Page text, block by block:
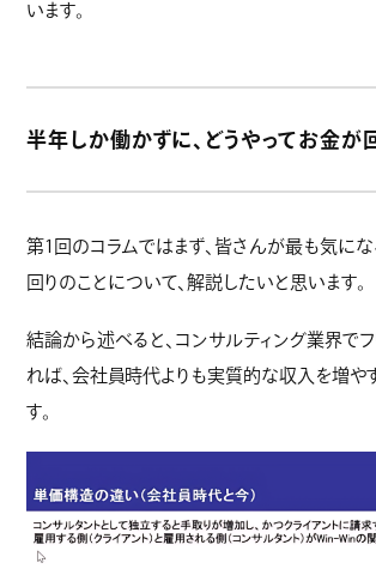
います。
半年しか働かずに、どうやってお金が
第1回のコラムではまず、皆さんが最も気に
回りのことについて、解説したいと思います。
結論から述べると、コンサルティング業界で
れば、会社員時代よりも実質的な収入を増や
す。